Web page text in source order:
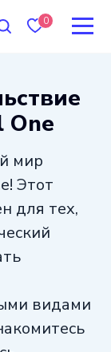
0
One
мир
Этот
для тех,
видами